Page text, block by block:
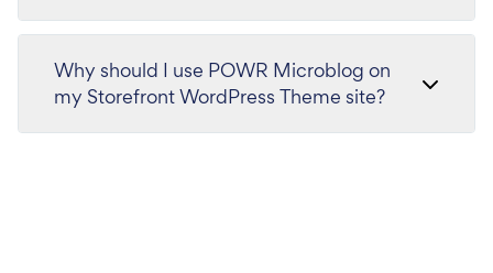
Why should I use POWR Microblog on
my Storefront WordPress Theme site?